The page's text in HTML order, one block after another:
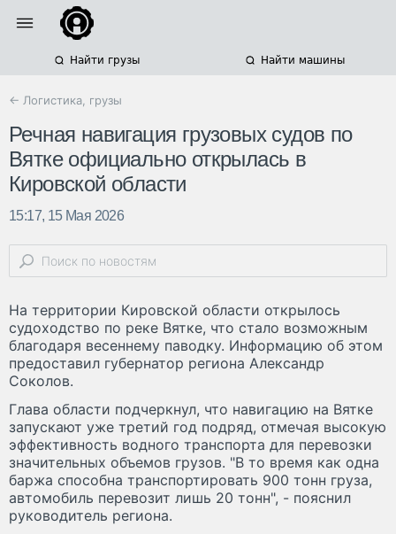
Найти грузы Найти машины
← Логистика, грузы
Речная навигация грузовых судов по
Вятке официально открылась в
Кировской области
15:17, 15 Мая 2026
На территории Кировской области открылось
судоходство по реке Вятке, что стало возможным
благодаря весеннему паводку. Информацию об этом
предоставил губернатор региона Александр
Соколов.
Глава области подчеркнул, что навигацию на Вятке
запускают уже третий год подряд, отмечая высокую
эффективность водного транспорта для перевозки
значительных объемов грузов. "В то время как одна
баржа способна транспортировать 900 тонн груза,
автомобиль перевозит лишь 20 тонн", - пояснил
руководитель региона.